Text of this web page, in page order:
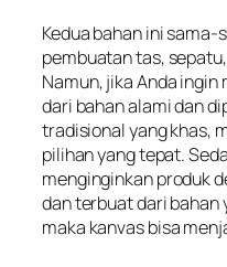
Kedua bahan ini
pembuatan tas,
Namun, jika Anda
dari bahan alami dan
tradisional yang khas,
pilihan yang tepat.
menginginkan produk
dan terbuat dari bahan
maka kanvas bisa